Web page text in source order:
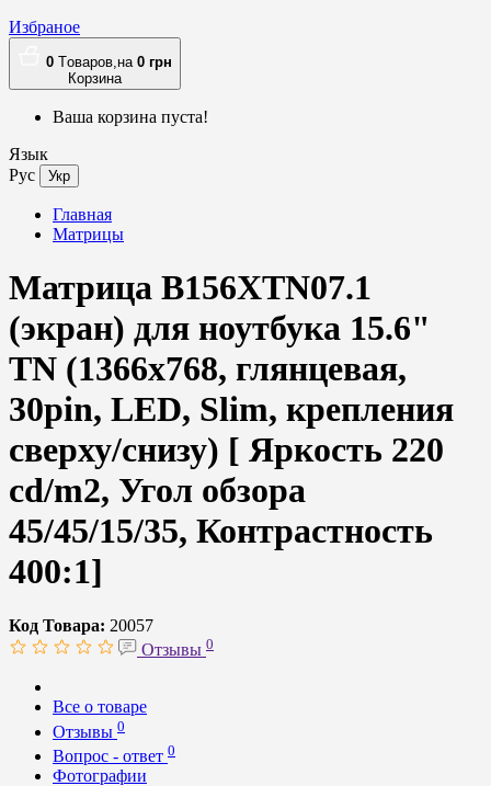
Избраное
0 Tоваров,на 0 грн
Корзина
Ваша корзина пуста!
Язык
Рус
Укр
Главная
Матрицы
Матрица B156XTN07.1
(экран) для ноутбука 15.6"
TN (1366x768, глянцевая,
30pin, LED, Slim, крепления
сверху/снизу) [ Яркость 220
cd/m2, Угол обзора
45/45/15/35, Контрастность
400:1]
Код Товара: 20057
Отзывы 0
Все о товаре
Отзывы 0
Вопрос - ответ 0
Фотографии